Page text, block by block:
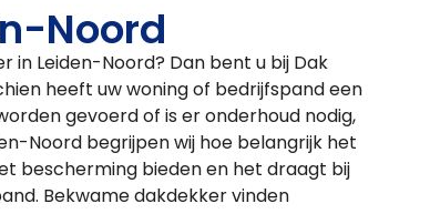
Noord
in Leiden-Noord? Dan bent u bij Dak
heeft uw woning of bedrijfspand een
gevoerd of is er onderhoud nodig,
Noord begrijpen wij hoe belangrijk het
bescherming bieden en het draagt bij
Bekwame dakdekker vinden